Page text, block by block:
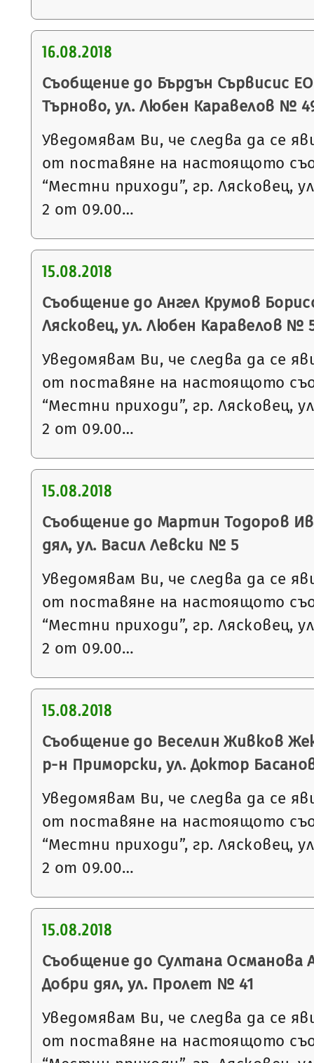
16.08.2018
Съобщение до Бърдън Сървисис
Търново, ул. Любен Каравелов №
Уведомявам Ви, че следва да се
от поставяне на настоящото
“Местни приходи”, гр. Лясковец,
2 от 09.00…
15.08.2018
Съобщение до Ангел Крумов
Лясковец, ул. Любен Каравелов №
Уведомявам Ви, че следва да се
от поставяне на настоящото
“Местни приходи”, гр. Лясковец,
2 от 09.00…
15.08.2018
Съобщение до Мартин Тодоров
дял, ул. Васил Левски № 5
Уведомявам Ви, че следва да се
от поставяне на настоящото
“Местни приходи”, гр. Лясковец,
2 от 09.00…
15.08.2018
Съобщение до Веселин Живков
р-н Приморски, ул. Доктор
Уведомявам Ви, че следва да се
от поставяне на настоящото
“Местни приходи”, гр. Лясковец,
2 от 09.00…
15.08.2018
Съобщение до Султана Османова
Добри дял, ул. Пролет № 41
Уведомявам Ви, че следва да се
от поставяне на настоящото